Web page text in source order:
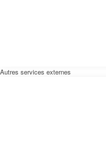
Autres services externes